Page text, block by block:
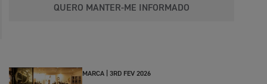
QUERO MANTER-ME INFORMADO
MARCA | 3RD FEV 2026